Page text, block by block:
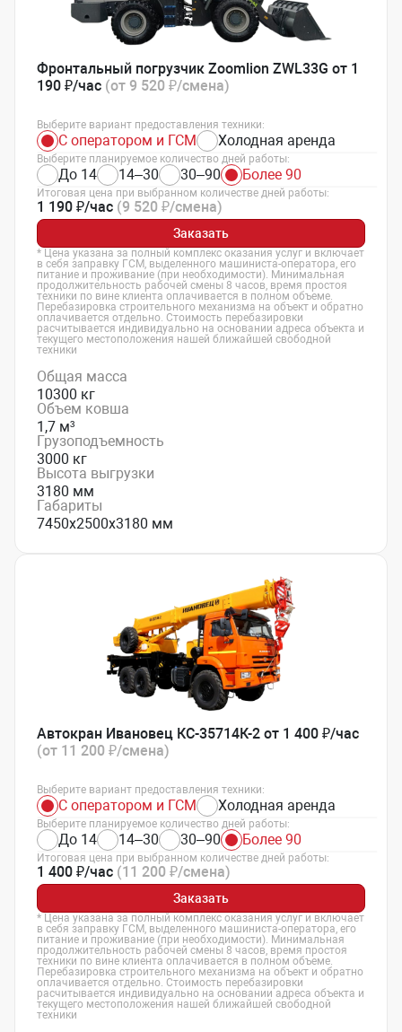
Фронтальный погрузчик Zoomlion ZWL33G от 1
190 ₽/час (от 9 520 ₽/смена)
Выберите вариант предоставления техники:
С оператором и ГСМ Холодная аренда
Выберите планируемое количество дней работы:
До 14 14–30 30–90 Более 90
Итоговая цена при выбранном количестве дней работы:
1 190 ₽/час (9 520 ₽/смена)
Заказать
* Цена указана за полный комплекс оказания услуг и включает
в себя заправку ГСМ, выделенного машиниста-оператора, его
питание и проживание (при необходимости). Минимальная
продолжительность рабочей смены 8 часов, время простоя
техники по вине клиента оплачивается в полном объеме.
Перебазировка строительного механизма на объект и обратно
оплачивается отдельно. Стоимость перебазировки
расчитывается индивидуально на основании адреса объекта и
текущего местоположения нашей ближайшей свободной
техники
Общая масса
10300 кг
Объем ковша
1,7 м³
Грузоподъемность
3000 кг
Высота выгрузки
3180 мм
Габариты
7450х2500х3180 мм
Автокран Ивановец КС-35714К-2 от 1 400 ₽/час
(от 11 200 ₽/смена)
Выберите вариант предоставления техники:
С оператором и ГСМ Холодная аренда
Выберите планируемое количество дней работы:
До 14 14–30 30–90 Более 90
Итоговая цена при выбранном количестве дней работы:
1 400 ₽/час (11 200 ₽/смена)
Заказать
* Цена указана за полный комплекс оказания услуг и включает
в себя заправку ГСМ, выделенного машиниста-оператора, его
питание и проживание (при необходимости). Минимальная
продолжительность рабочей смены 8 часов, время простоя
техники по вине клиента оплачивается в полном объеме.
Перебазировка строительного механизма на объект и обратно
оплачивается отдельно. Стоимость перебазировки
расчитывается индивидуально на основании адреса объекта и
текущего местоположения нашей ближайшей свободной
техники